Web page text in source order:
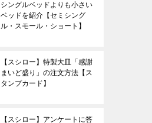
シングルベッドよりも小さい
ベッドを紹介【セミシング
ル・スモール・ショート】
【スシロー】特製大皿「感謝
まいど盛り」の注文方法【ス
タンプカード】
【スシロー】アンケートに答